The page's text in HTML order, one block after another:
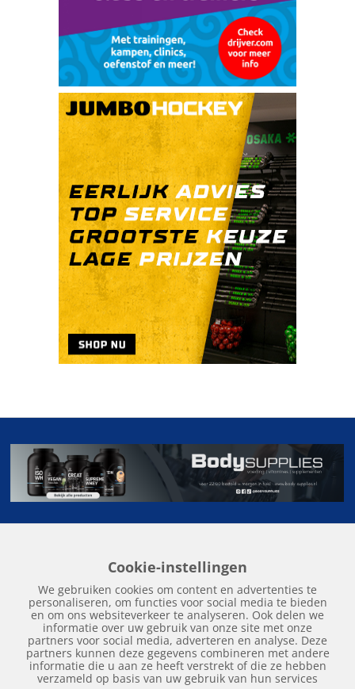
Over Hockeykrant Adverteren
Nieuws
Archief
Cookie-instellingen
We gebruiken cookies om content en advertenties te
personaliseren, om functies voor social media te bieden
en om ons websiteverkeer te analyseren. Ook delen we
informatie over uw gebruik van onze site met onze
partners voor social media, adverteren en analyse. Deze
partners kunnen deze gegevens combineren met andere
informatie die u aan ze heeft verstrekt of die ze hebben
verzameld op basis van uw gebruik van hun services